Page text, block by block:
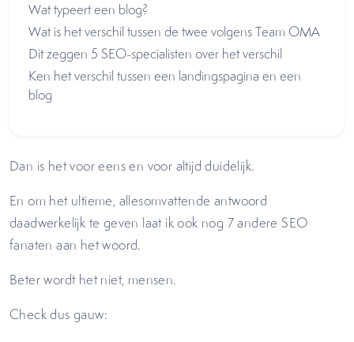
Wat typeert een blog?
Wat is het verschil tussen de twee volgens Team OMA
Dit zeggen 5 SEO-specialisten over het verschil
Ken het verschil tussen een landingspagina en een
blog
Dan is het voor eens en voor altijd duidelijk.
En om het ultieme, allesomvattende antwoord
daadwerkelijk te geven laat ik ook nog 7 andere SEO
fanaten aan het woord.
Beter wordt het niet, mensen.
Check dus gauw: